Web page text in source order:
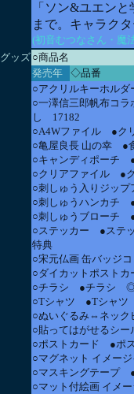
「ソン&ユエン
まで。キャラク
(初音むつなさん・魔
グッズ ○商品名
発売年
◇品番
○アクリルキーホ
○一澤信三郎帆布コ
し 17182
○A4Wファイル ●
○亀屋良長 山の幸
○キャンディポー
○クリアファイル
○刺しゅう入りジ
○刺しゅうハンカ
○刺しゅうブロー
○ステッカー ●ステ
特典
○宋元仏画 缶バッ
○ダイカットポス
○チラシ ●チラシ
○Tシャツ ●Tシャ
○ぬいぐるみ⇔ネッ
○貼ってはがせる
○ポストカード ●
○マグネット イメ
○マスキングテー
○マット付絵画 イ